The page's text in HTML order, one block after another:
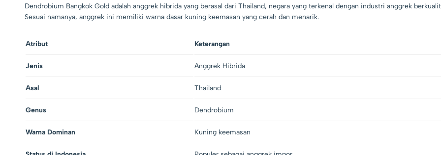
Dendrobium Bangkok Gold adalah anggrek hibrida yang berasal dari Thailand, negara yang terkenal dengan industri anggrek
Sesuai namanya, anggrek ini memiliki warna dasar kuning keemasan yang cerah dan menarik.
Atribut Keterangan
Jenis Anggrek Hibrida
Asal Thailand
Genus Dendrobium
Warna Dominan Kuning keemasan